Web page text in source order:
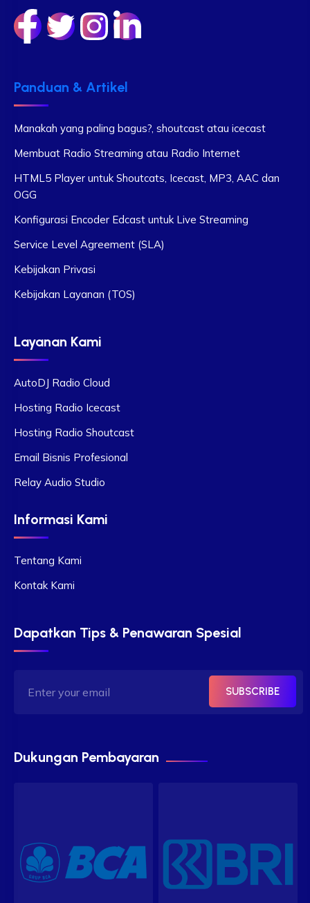
Panduan & Artikel
Manakah yang paling bagus?, shoutcast atau icecast
Membuat Radio Streaming atau Radio Internet
HTML5 Player untuk Shoutcats, Icecast, MP3, AAC dan
OGG
Konfigurasi Encoder Edcast untuk Live Streaming
Service Level Agreement (SLA)
Kebijakan Privasi
Kebijakan Layanan (TOS)
Layanan Kami
AutoDJ Radio Cloud
Hosting Radio Icecast
Hosting Radio Shoutcast
Email Bisnis Profesional
Relay Audio Studio
Informasi Kami
Tentang Kami
Kontak Kami
Dapatkan Tips & Penawaran Spesial
SUBSCRIBE
Dukungan Pembayaran